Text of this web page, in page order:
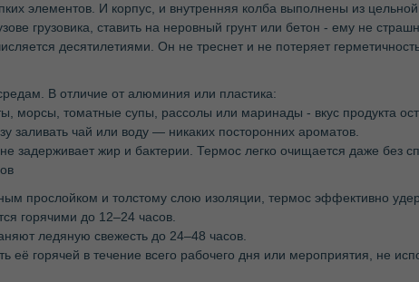
элементов. И корпус, и внутренняя колба выполнены из
грузовика, ставить на неровный грунт или бетон - ему не
десятилетиями. Он не треснет и не потеряет
В отличие от алюминия или пластика:
морсы, томатные супы, рассолы или маринады - вкус продукта
заливать чай или воду — никаких посторонних ароматов.
задерживает жир и бактерии. Термос легко очищается даже без
прослойком и толстому слою изоляции, термос эффективно
горячими до 12–24 часов.
ледяную свежесть до 24–48 часов.
её горячей в течение всего рабочего дня или мероприятия, не